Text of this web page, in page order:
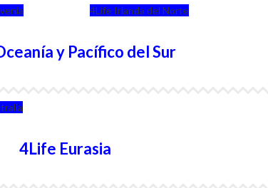
4Life Irlanda del Norte
y Pacífico del Sur
4Life Eurasia